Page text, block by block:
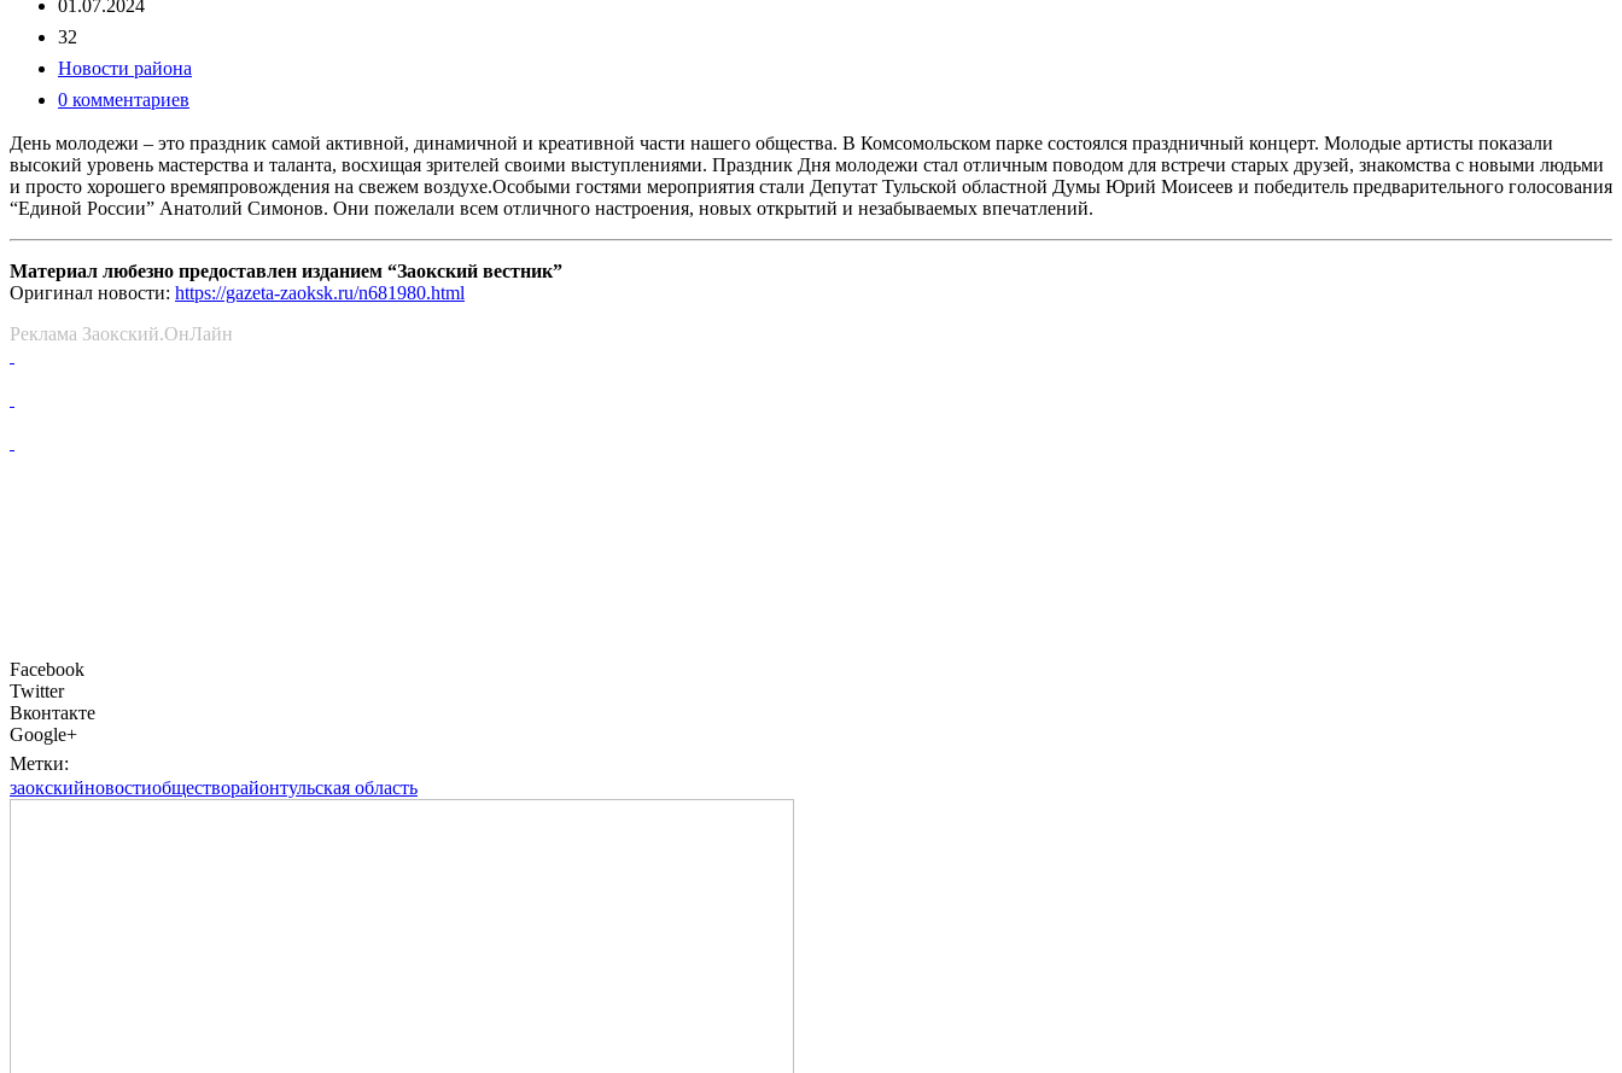
01.07.2024
32
Новости района
0 комментариев
День молодежи – это праздник самой активной, динамичной и креативной части нашего общества. В Комсомольском парке состоялся праздничный концерт. Молодые артисты показали
высокий уровень мастерства и таланта, восхищая зрителей своими выступлениями. Праздник Дня молодежи стал отличным поводом для встречи старых друзей, знакомства с новыми людьми
и просто хорошего времяпровождения на свежем воздухе.Особыми гостями мероприятия стали Депутат Тульской областной Думы Юрий Моисеев и победитель предварительного голосования
“Единой России” Анатолий Симонов. Они пожелали всем отличного настроения, новых открытий и незабываемых впечатлений.
Материал любезно предоставлен изданием “Заокский вестник”
Оригинал новости: https://gazeta-zaoksk.ru/n681980.html
Реклама Заокский.ОнЛайн
Facebook
Twitter
Вконтакте
Google+
Метки:
заокскийновостиобществорайонтульская область